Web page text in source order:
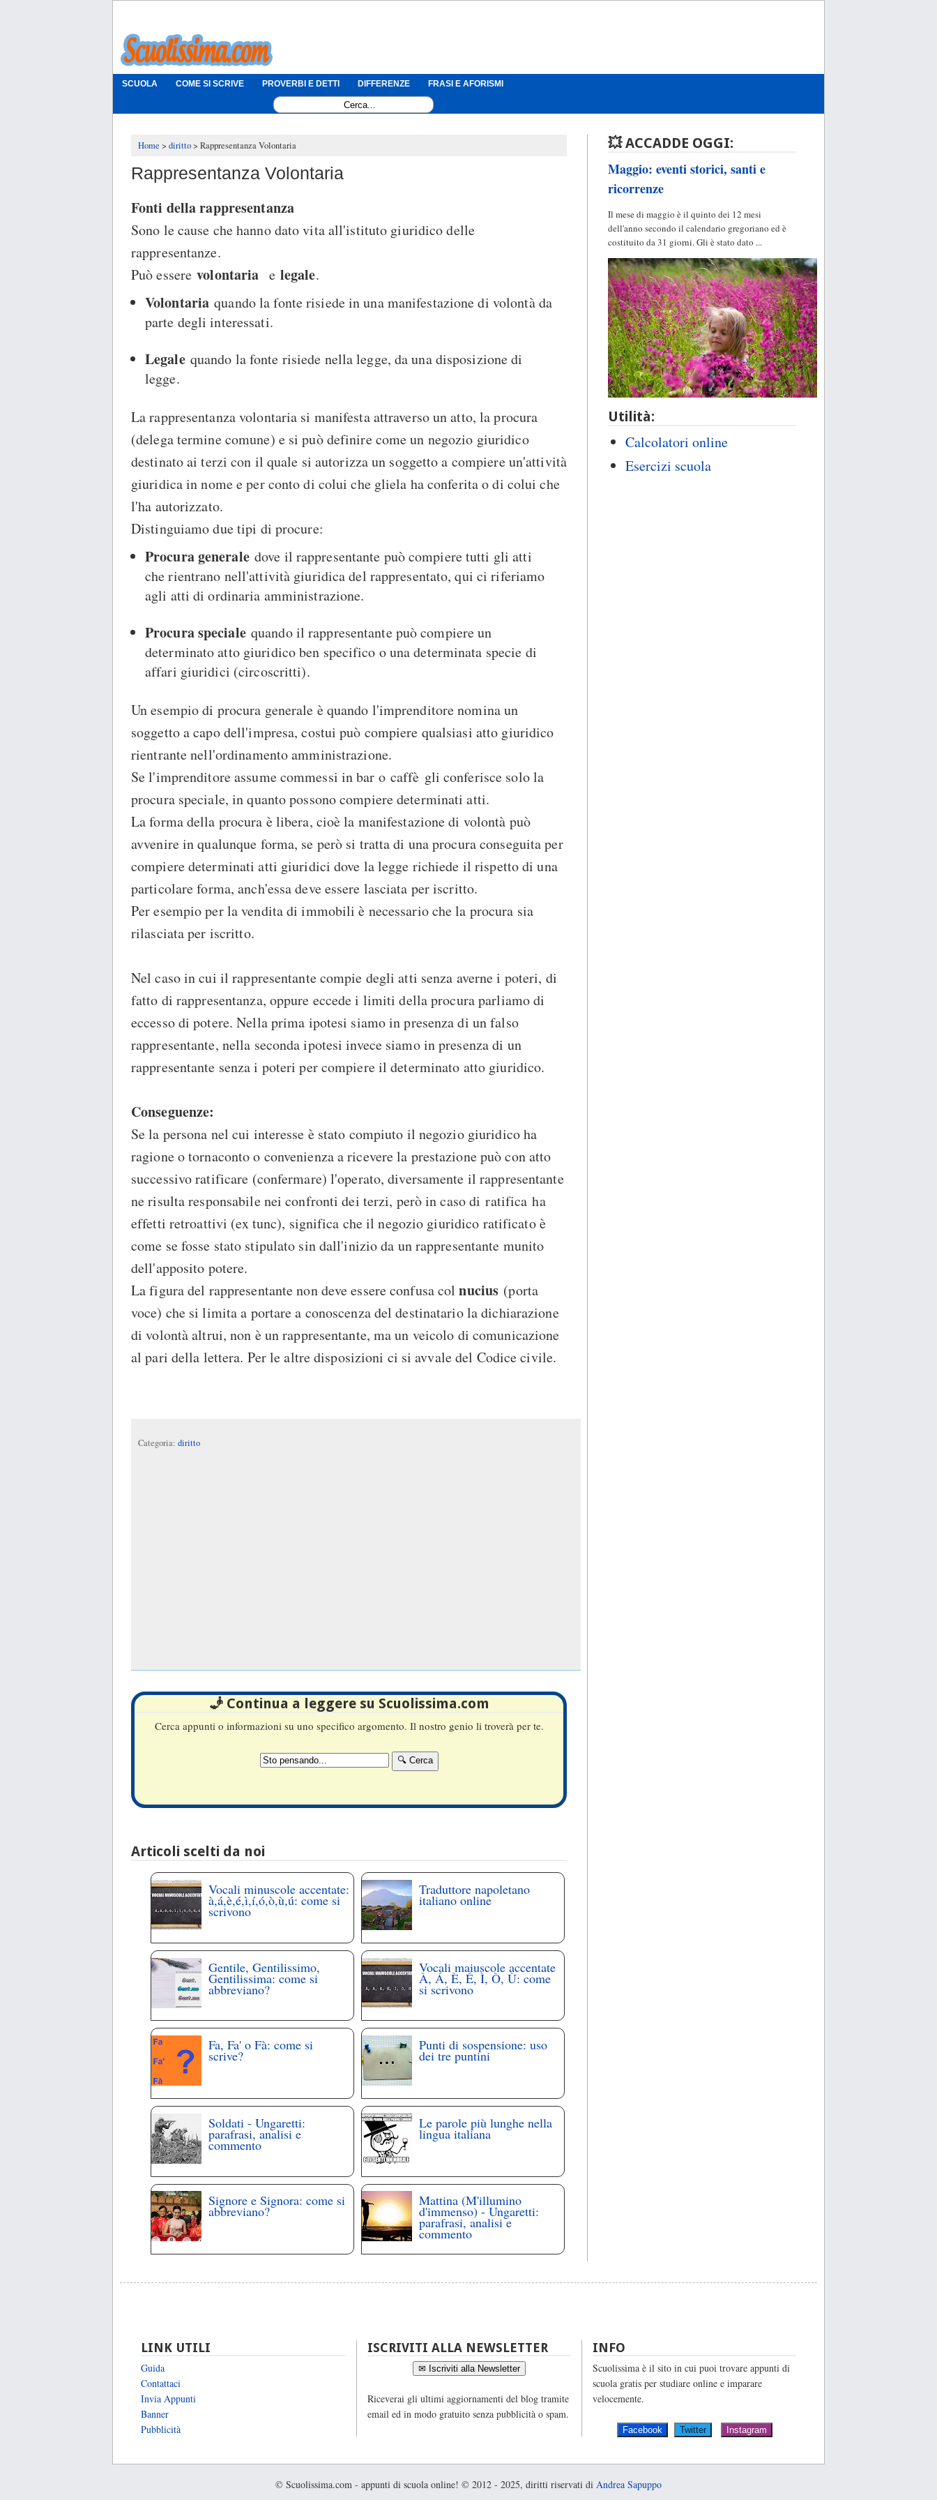
SCUOLA COME SI SCRIVE PROVERBI E DETTI DIFFERENZE FRASI E AFORISMI
Home diritto Rappresentanza Volontaria
Rappresentanza Volontaria
Fonti della rappresentanza
Sono le cause che hanno dato vita all'istituto giuridico delle
rappresentanze.
Può esserevolontaria e legale.
Volontaria quando la fonte risiede in una manifestazione di volontà da
parte degli interessati.
Legalequando la fonte risiede nella legge, da una disposizione di
legge.
La rappresentanza volontaria si manifesta attraverso un atto, la procura
(delega termine comune) e si può definire come un negozio giuridico
destinato ai terzi con il quale si autorizza un soggetto a compiere un'attività
giuridica in nome e per conto di colui che gliela ha conferita o di colui che
l'ha autorizzato.
Distinguiamo due tipi di procure:
Procura generaledove il rappresentante può compiere tutti gli atti
che rientrano nell'attività giuridica del rappresentato, qui ci riferiamo
agli atti di ordinaria amministrazione.
Procura specialequando il rappresentante può compiere un
determinato atto giuridico ben specifico o una determinata specie di
affari giuridici (circoscritti).
Un esempio di procura generale è quando l'imprenditore nomina un
soggetto a capo dell'impresa, costui può compiere qualsiasi atto giuridico
rientrante nell'ordinamento amministrazione.
Se l'imprenditore assume commessi in bar o caffè gli conferisce solo la
procura speciale, in quanto possono compiere determinati atti.
La forma della procura è libera, cioè la manifestazione di volontà può
avvenire in qualunque forma, se però si tratta di una procura conseguita per
compiere determinati atti giuridici dove la legge richiede il rispetto di una
particolare forma, anch'essa deve essere lasciata per iscritto.
Per esempio per la vendita di immobili è necessario che la procura sia
rilasciata per iscritto.
Nel caso in cui il rappresentante compie degli atti senza averne i poteri, di
fatto di rappresentanza, oppure eccede i limiti della procura parliamo di
eccesso di potere. Nella prima ipotesi siamo in presenza di un falso
rappresentante, nella seconda ipotesi invece siamo in presenza di un
rappresentante senza i poteri per compiere il determinato atto giuridico.
Conseguenze:
Se la persona nel cui interesse è stato compiuto il negozio giuridico ha
ragione o tornaconto o convenienza a ricevere la prestazione può con atto
successivo ratificare (confermare) l'operato, diversamente il rappresentante
ne risulta responsabile nei confronti dei terzi, però in caso di ratifica ha
effetti retroattivi (ex tunc), significa che il negozio giuridico ratificato è
come se fosse stato stipulato sin dall'inizio da un rappresentante munito
dell'apposito potere.
La figura del rappresentante non deve essere confusa colnucius (porta
voce) che si limita a portare a conoscenza del destinatario la dichiarazione
di volontà altrui, non è un rappresentante, ma un veicolo di comunicazione
al pari della lettera. Per le altre disposizioni ci si avvale del Codice civile.
Categoria: diritto
🧞 Continua a leggere su Scuolissima.com
Cerca appunti o informazioni su uno specifico argomento. Il nostro genio li troverà per te.
Articoli scelti da noi
Vocali minuscole accentate:
à,á,è,é,ì,í,ó,ò,ù,ú: come si
scrivono
Traduttore napoletano
italiano online
Gentile, Gentilissimo,
Gentilissima: come si
abbreviano?
Vocali maiuscole accentate
À, Á, È, É, Ì, Ò, Ù: come
si scrivono
Fa, Fa' o Fà: come si
scrive?
Punti di sospensione: uso
dei tre puntini
Soldati - Ungaretti:
parafrasi, analisi e
commento
Le parole più lunghe nella
lingua italiana
Signore e Signora: come si
abbreviano?
Mattina (M'illumino
d'immenso) - Ungaretti:
parafrasi, analisi e
commento
💥 ACCADDE OGGI:
Maggio: eventi storici, santi e
ricorrenze
Il mese di maggio è il quinto dei 12 mesi
dell'anno secondo il calendario gregoriano ed è
costituito da 31 giorni. Gli è stato dato ...
Utilità:
Calcolatori online
Esercizi scuola
LINK UTILI
Guida
Contattaci
Invia Appunti
Banner
Pubblicità
ISCRIVITI ALLA NEWSLETTER
✉ Iscriviti alla Newsletter
Riceverai gli ultimi aggiornamenti del blog tramite
email ed in modo gratuito senza pubblicità o spam.
INFO
Scuolissima è il sito in cui puoi trovare appunti di
scuola gratis per studiare online e imparare
velocemente.
© Scuolissima.com - appunti di scuola online! © 2012 - 2025, diritti riservati di Andrea Sapuppo